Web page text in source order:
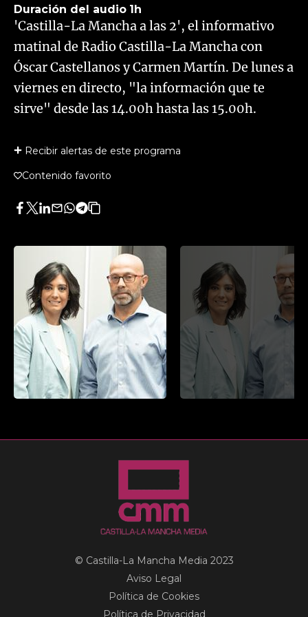
Duración del audio 1h
'Castilla-La Mancha a las 2', el informativo
matinal de Radio Castilla-La Mancha con
Óscar Castellanos y Carmen Martín. De lunes a
viernes en directo, "la información que te
sirve" desde las 14.00h hasta las 15.00h.
Recibir alertas de este programa
Contenido favorito
Facebook
Twitter
LinkedIn
Enviar
Whatsapp
Telegram
Copiar
artículo
© Castilla-La Mancha Media 2023
Aviso Legal
Política de Cookies
Política de Privacidad